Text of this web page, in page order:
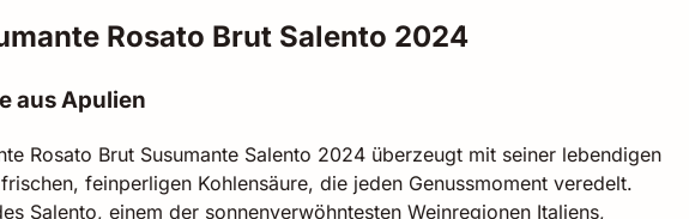
Rosato Brut Salento 2024
aus Apulien
Rosato Brut Susumante Salento 2024 überzeugt mit seiner lebendigen
feinperligen Kohlensäure, die jeden Genussmoment veredelt.
Salento, einem der sonnenverwöhntesten Weinregionen Italiens,